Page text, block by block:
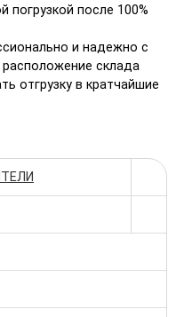
после 100%
и надежно с
склада
отгрузку в кратчайшие